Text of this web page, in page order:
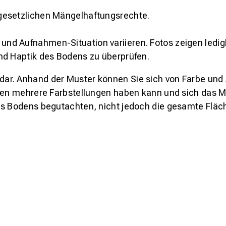
Mängelhaftungsrechte.
Aufnahmen-Situation variieren. Fotos zeigen
Haptik des Bodens zu überprüfen.
Anhand der Muster können Sie sich von Farbe
mehrere Farbstellungen haben kann und sich das
begutachten, nicht jedoch die gesamte